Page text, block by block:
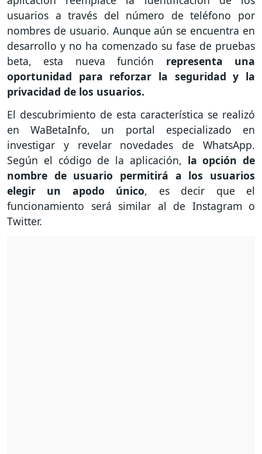
usuarios a través del número de teléfono por
nombres de usuario. Aunque aún se encuentra en
desarrollo y no ha comenzado su fase de pruebas
beta, esta nueva función representa una
oportunidad para reforzar la seguridad y la
privacidad de los usuarios.
El descubrimiento de esta característica se realizó
en WaBetaInfo, un portal especializado en
investigar y revelar novedades de WhatsApp.
Según el código de la aplicación, la opción de
nombre de usuario permitirá a los usuarios
elegir un apodo único, es decir que el
funcionamiento será similar al de Instagram o
Twitter.